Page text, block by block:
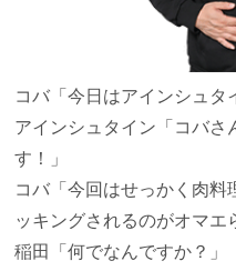
コバ 「今日はアインシュタ
アインシュタイン 「コバ
す！」
コバ 「今回はせっかく肉
ッキングされるのがオマエ
稲田
「何でなんですか？」